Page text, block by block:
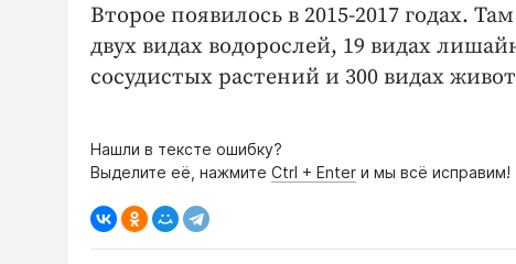
Второе появилось в 2015-2017 годах.
двух видах водорослей, 19 видах
сосудистых растений и 300 видах
Нашли в тексте ошибку?
Выделите её, нажмите Ctrl + Enter и мы всё исправим!